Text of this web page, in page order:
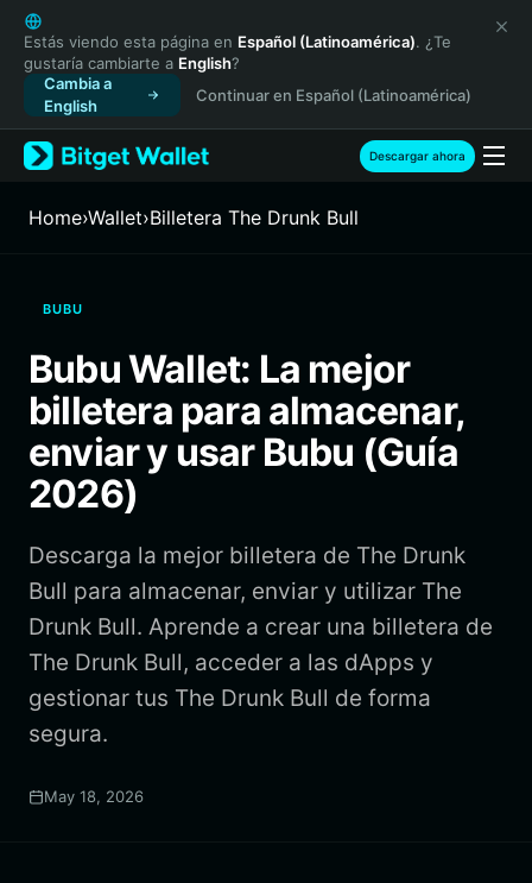
English
日本語
Tiếng Việt
Русский
Español (Latinoamérica)
Türkçe
Français
繁體中文
Bahasa Indonesia
ภาษาไทย
Español
Português (Brasil)
Estás viendo esta página en Español (Latinoamérica). ¿Te
gustaría cambiarte a English?
Cambia a
English
Continuar en Español (Latinoamérica)
Descargar ahora
Home›Wallet›Billetera The Drunk Bull
BUBU
Bubu Wallet: La mejor
billetera para almacenar,
enviar y usar Bubu (Guía
2026)
Descarga la mejor billetera de The Drunk
Bull para almacenar, enviar y utilizar The
Drunk Bull. Aprende a crear una billetera de
The Drunk Bull, acceder a las dApps y
gestionar tus The Drunk Bull de forma
segura.
May 18, 2026